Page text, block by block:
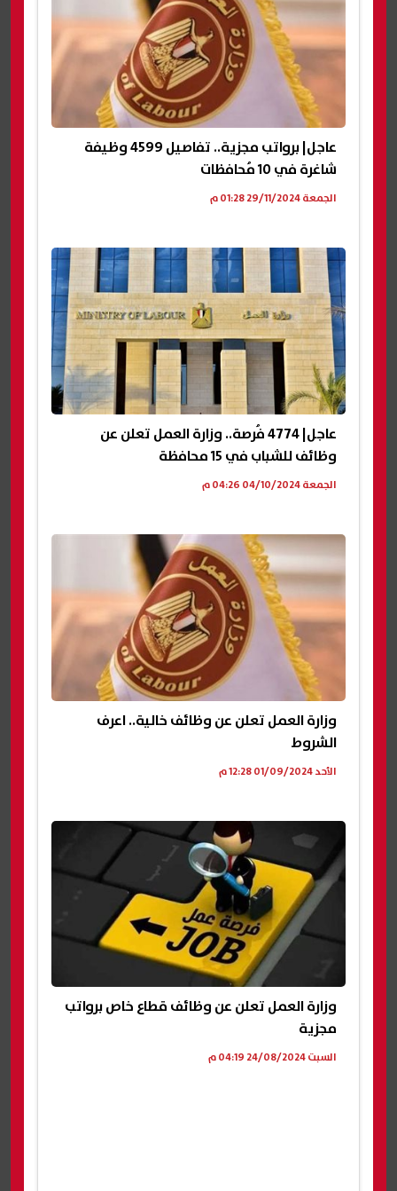
عاجل| برواتب مجزية.. تفاصيل 4599 وظيفة
شاغرة في 10 مُحافظات
الجمعة 29/11/2024 01:28 م
عاجل| 4774 فُرصة.. وزارة العمل تعلن عن
وظائف للشباب في 15 محافظة
الجمعة 04/10/2024 04:26 م
وزارة العمل تعلن عن وظائف خالية.. اعرف
الشروط
الأحد 01/09/2024 12:28 م
وزارة العمل تعلن عن وظائف قطاع خاص برواتب
مجزية
السبت 24/08/2024 04:19 م